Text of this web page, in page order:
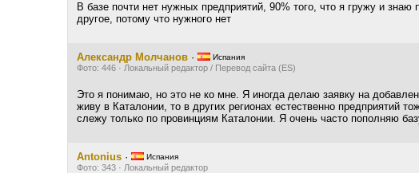
В базе почти нет нужных предприятий, 90% того, что я гружу и знаю
другое, потому что нужного нет
Александр Молчанов · Испания
Фото: 446 · Локальный редактор / Перевод сайта (ES)
Это я понимаю, но это не ко мне. Я иногда делаю заявку на
живу в Каталонии, то в других регионах естественно предприятий
слежу только по провинциям Каталонии. Я очень часто пополняю
Antonius · Испания
Фото: 343 · Локальный редактор